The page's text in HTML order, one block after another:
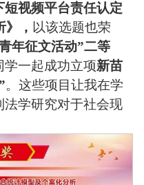
视频平台责任认定
， 以该选题也荣
年征文活动”二等
一起成功立项新苗
。这些项目让我在学
学研究对于社会现